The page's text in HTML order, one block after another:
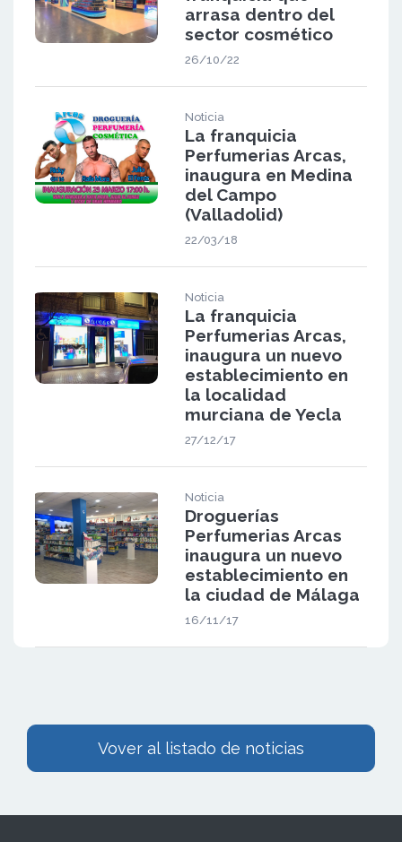
arrasa dentro del
sector cosmético
26/10/22
Noticia
La franquicia
Perfumerias Arcas,
inaugura en Medina
del Campo
(Valladolid)
22/03/18
Noticia
La franquicia
Perfumerias Arcas,
inaugura un nuevo
establecimiento en
la localidad
murciana de Yecla
27/12/17
Noticia
Droguerías
Perfumerias Arcas
inaugura un nuevo
establecimiento en
la ciudad de Málaga
16/11/17
Vover al listado de noticias